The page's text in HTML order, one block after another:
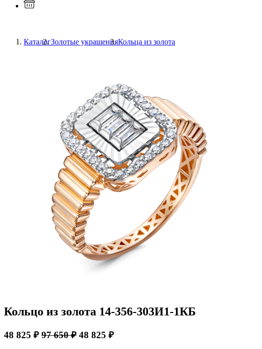
КаталогЗолотые украшенияКольца из золота
Кольцо из золота 14-356-303И1-1КБ
48 825 ₽ 97 650 ₽ 48 825 ₽